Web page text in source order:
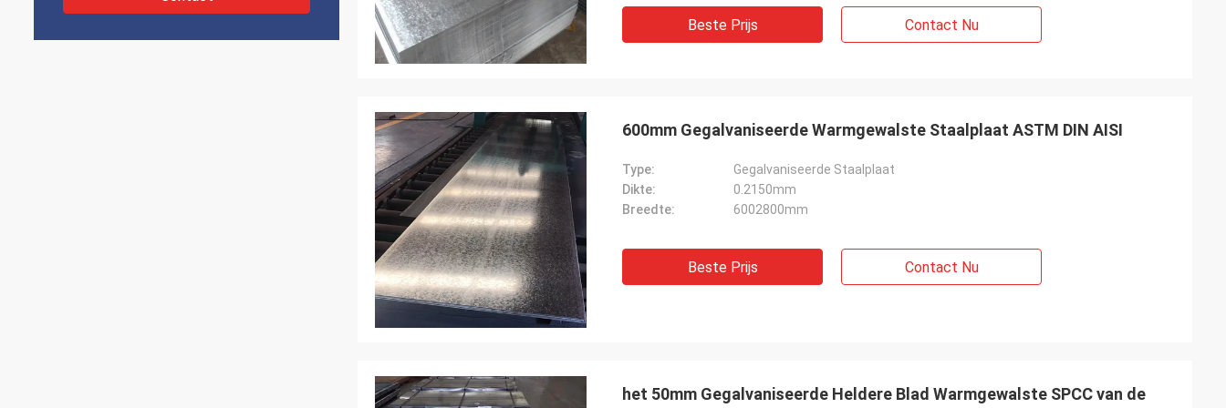
Beste Prijs
Contact Nu
600mm Gegalvaniseerde Warmgewalste Staalplaat ASTM DIN AISI
Type:
Gegalvaniseerde Staalplaat
Dikte:
0.2150mm
Breedte:
6002800mm
Beste Prijs Contact Nu
het 50mm Gegalvaniseerde Heldere Blad Warmgewalste SPCC van de